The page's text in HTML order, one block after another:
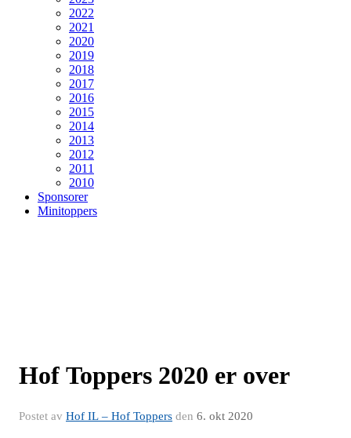
2022
2021
2020
2019
2018
2017
2016
2015
2014
2013
2012
2011
2010
Sponsorer
Minitoppers
Hof Toppers 2020 er over
Postet av Hof IL – Hof Toppers den 6. okt 2020